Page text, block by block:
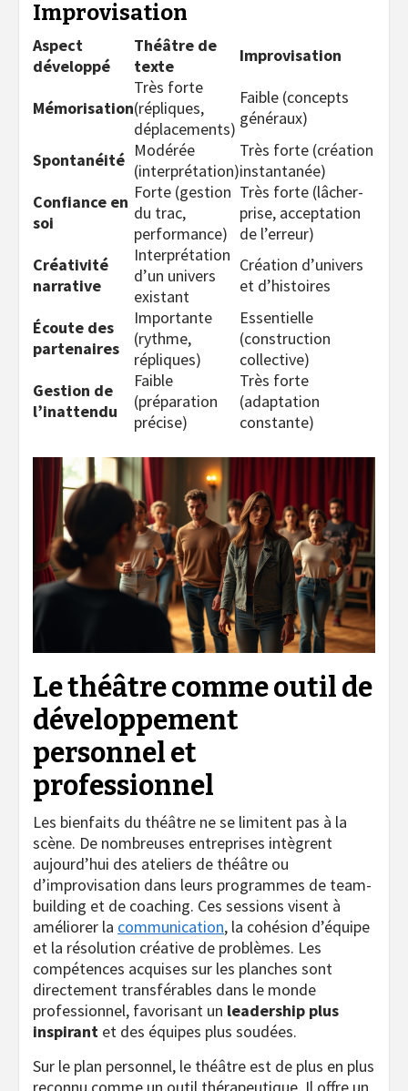
Improvisation
Aspect
développé
Théâtre de
texte
Improvisation
Mémorisation
Très forte
(répliques,
déplacements)
Faible (concepts
généraux)
Spontanéité Modérée
(interprétation)
Très forte (création
instantanée)
Confiance en
soi
Forte (gestion
du trac,
performance)
Très forte (lâcher-
prise, acceptation
de l’erreur)
Créativité
narrative
Interprétation
d’un univers
existant
Création d’univers
et d’histoires
Écoute des
partenaires
Importante
(rythme,
répliques)
Essentielle
(construction
collective)
Gestion de
l’inattendu
Faible
(préparation
précise)
Très forte
(adaptation
constante)
Le théâtre comme outil de
développement
personnel et
professionnel
Les bienfaits du théâtre ne se limitent pas à la
scène. De nombreuses entreprises intègrent
aujourd’hui des ateliers de théâtre ou
d’improvisation dans leurs programmes de team-
building et de coaching. Ces sessions visent à
améliorer la communication, la cohésion d’équipe
et la résolution créative de problèmes. Les
compétences acquises sur les planches sont
directement transférables dans le monde
professionnel, favorisant un leadership plus
inspirant et des équipes plus soudées.
Sur le plan personnel, le théâtre est de plus en plus
reconnu comme un outil thérapeutique. Il offre un